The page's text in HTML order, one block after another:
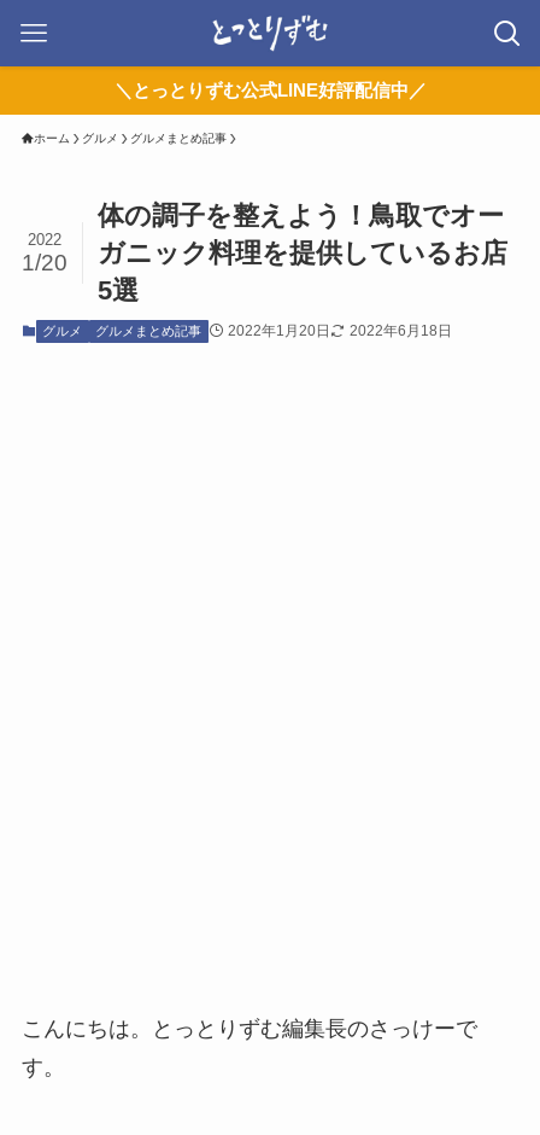
＼とっとりずむ公式LINE好評配信中／
ホーム グルメ グルメまとめ記事
体の調子を整えよう！鳥取でオー
ガニック料理を提供しているお店
5選
2022
1/20
グルメ グルメまとめ記事 2022年1月20日 2022年6月18日
こんにちは。とっとりずむ編集長のさっけーで
す。